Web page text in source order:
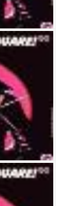
산)
열김우형